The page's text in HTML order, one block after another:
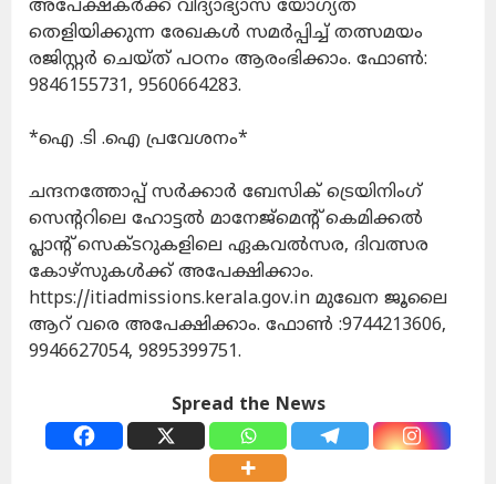
അപേക്ഷകര്‍ക്ക് വിദ്യാഭ്യാസ യോഗ്യത
തെളിയിക്കുന്ന രേഖകള്‍ സമര്‍പ്പിച്ച് തത്സമയം
രജിസ്റ്റര്‍ ചെയ്ത് പഠനം ആരംഭിക്കാം. ഫോണ്‍:
9846155731, 9560664283.
*ഐ .ടി .ഐ പ്രവേശനം*
ചന്ദനത്തോപ്പ് സര്‍ക്കാര്‍ ബേസിക് ട്രെയിനിംഗ്
സെന്ററിലെ ഹോട്ടല്‍ മാനേജ്മെന്റ് കെമിക്കല്‍
പ്ലാന്റ് സെക്ടറുകളിലെ ഏകവല്‍സര, ദിവത്സര
കോഴ്സുകള്‍ക്ക് അപേക്ഷിക്കാം.
https://itiadmissions.kerala.gov.in മുഖേന ജൂലൈ
ആറ് വരെ അപേക്ഷിക്കാം. ഫോണ്‍ :9744213606,
9946627054, 9895399751.
Spread the News